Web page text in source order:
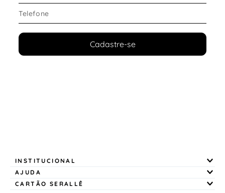
Cadastre-se
INSTITUCIONAL
AJUDA
CARTÃO SERALLÊ